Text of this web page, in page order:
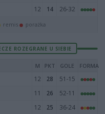
12 14 26-32
remis porażka
ROZEGRANE U SIEBIE
M PKT GOLE FORMA
12 28
51-15
11 26
52-11
12 25
36-24